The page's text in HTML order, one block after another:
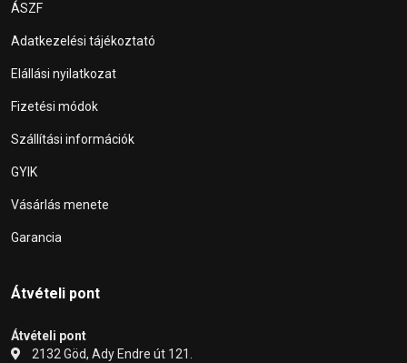
ÁSZF
Adatkezelési tájékoztató
Elállási nyilatkozat
Fizetési módok
Szállítási információk
GYIK
Vásárlás menete
Garancia
Átvételi pont
Átvételi pont
2132 Göd, Ady Endre út 121.